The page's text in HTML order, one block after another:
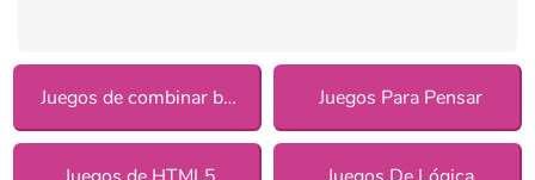
Juegos de combinar bloques Juegos Para Pensar